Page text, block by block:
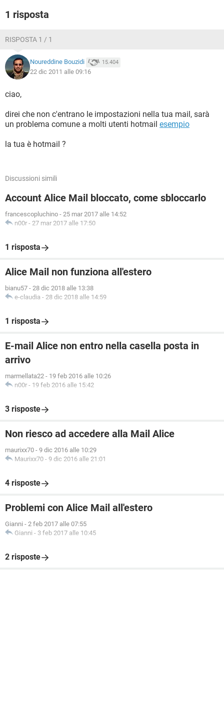
1 risposta
RISPOSTA 1 / 1
Noureddine Bouzidi 15.404
22 dic 2011 alle 09:16
ciao,
direi che non c'entrano le impostazioni nella tua mail, sarà
un problema comune a molti utenti hotmail esempio
la tua è hotmail ?
Discussioni simili
Account Alice Mail bloccato, come sbloccarlo
francescopluchino - 25 mar 2017 alle 14:52
n00r - 27 mar 2017 alle 17:50
1 risposta
Alice Mail non funziona all'estero
bianu57 - 28 dic 2018 alle 13:38
e-claudia - 28 dic 2018 alle 14:59
1 risposta
E-mail Alice non entro nella casella posta in
arrivo
marmellata22 - 19 feb 2016 alle 10:26
n00r - 19 feb 2016 alle 15:42
3 risposte
Non riesco ad accedere alla Mail Alice
maurixx70 - 9 dic 2016 alle 10:29
Maurixx70 - 9 dic 2016 alle 21:01
4 risposte
Problemi con Alice Mail all'estero
Gianni - 2 feb 2017 alle 07:55
Gianni - 3 feb 2017 alle 10:45
2 risposte